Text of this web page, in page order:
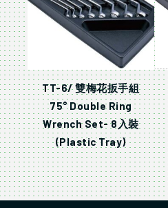
TT-6/ 雙梅花扳手組
75° Double Ring
Wrench Set- 8入裝
(Plastic Tray)